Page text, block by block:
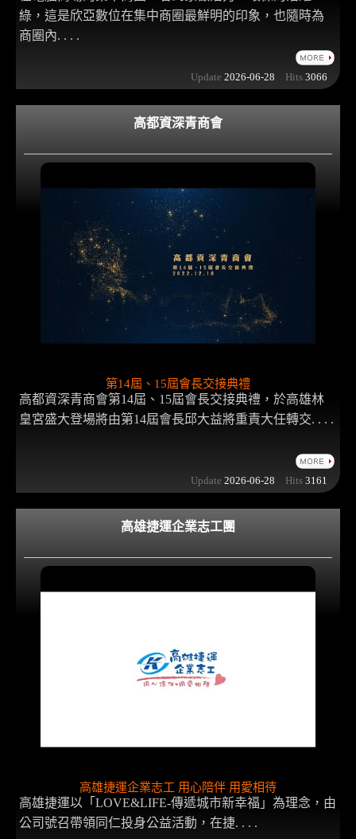
綠，這是欣亞數位在集中商圈最鮮明的印象，也隨時為
商圈內. . . .
Update 2026-06-28 Hits 3066
高都資深青商會
第14屆、15屆會長交接典禮
高都資深青商會第14屆、15屆會長交接典禮，於高雄林
皇宮盛大登場將由第14屆會長邱大益將重責大任轉交. . . .
Update 2026-06-28 Hits 3161
高雄捷運企業志工團
高雄捷運企業志工 用心陪伴 用愛相待
高雄捷運以「LOVE&LIFE-傳遞城市新幸福」為理念，由
公司號召帶領同仁投身公益活動，在捷. . . .